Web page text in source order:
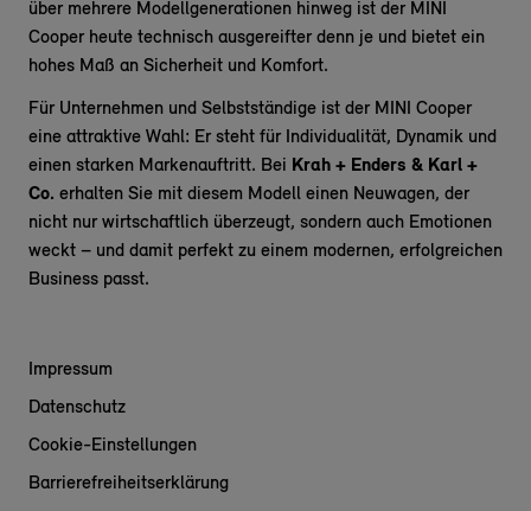
über mehrere Modellgenerationen hinweg ist der MINI
Cooper heute technisch ausgereifter denn je und bietet ein
hohes Maß an Sicherheit und Komfort.
Für Unternehmen und Selbstständige ist der MINI Cooper
eine attraktive Wahl: Er steht für Individualität, Dynamik und
einen starken Markenauftritt. Bei Krah + Enders & Karl +
Co. erhalten Sie mit diesem Modell einen Neuwagen, der
nicht nur wirtschaftlich überzeugt, sondern auch Emotionen
weckt – und damit perfekt zu einem modernen, erfolgreichen
Business passt.
Impressum
Datenschutz
Cookie-Einstellungen
Barrierefreiheitserklärung